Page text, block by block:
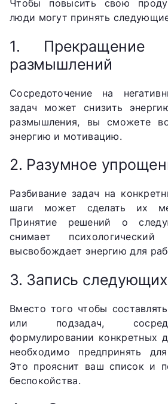
Чтобы повысить свою
люди могут принять
1. Прекращение
размышлений
Сосредоточение на
задач может снизить
размышления, вы сможете
энергию и мотивацию.
2. Разумное
Разбивание задач на
шаги может сделать их
Принятие решений о
снимает
высвобождает энергию для
3. Запись
Вместо того чтобы
или подзадач,
формулировании конкретных
необходимо предпринять
Это прояснит ваш список и
беспокойства.